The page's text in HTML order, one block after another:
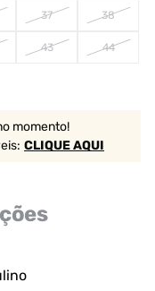
37 38
43 44
momento!
: CLIQUE AQUI